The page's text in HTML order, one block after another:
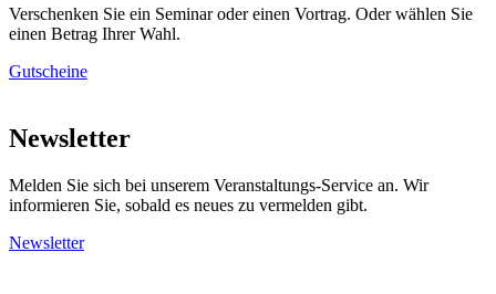
Verschenken Sie ein Seminar oder einen Vortrag. Oder wählen Sie
einen Betrag Ihrer Wahl.
Gutscheine
Newsletter
Melden Sie sich bei unserem Veranstaltungs-Service an. Wir
informieren Sie, sobald es neues zu vermelden gibt.
Newsletter